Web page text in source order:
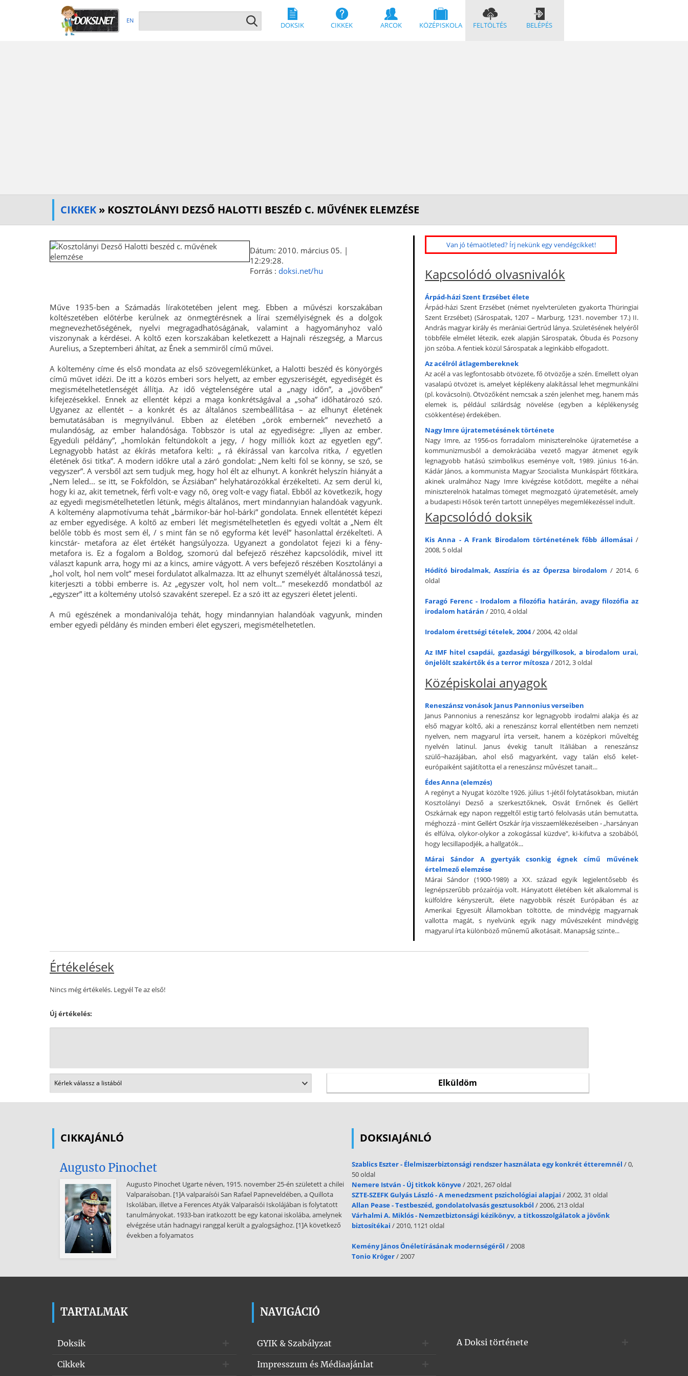
EN
DOKSIK CIKKEK ARCOK KÖZÉPISKOLA FELTÖLTÉS BELÉPÉS
CIKKEK » KOSZTOLÁNYI DEZSŐ HALOTTI BESZÉD C. MŰVÉNEK ELEMZÉSE
Dátum: 2010. március 05. |
12:29:28.
Forrás : doksi.net/hu
Műve 1935-ben a Számadás lírakötetében jelent meg. Ebben a művészi korszakában
költészetében előtérbe kerülnek az önmegtérésnek a lírai személyiségnek és a dolgok
megnevezhetőségének, nyelvi megragadhatóságának, valamint a hagyományhoz való
viszonynak a kérdései. A költő ezen korszakában keletkezett a Hajnali részegség, a Marcus
Aurelius, a Szeptemberi áhítat, az Ének a semmiről című művei.
A költemény címe és első mondata az első szövegemlékünket, a Halotti beszéd és könyörgés
című művet idézi. De itt a közös emberi sors helyett, az ember egyszeriségét, egyediségét és
megismételhetetlenségét állítja. Az idő végtelenségére utal a „nagy időn”, a „jövőben”
kifejezésekkel. Ennek az ellentét képzi a maga konkrétságával a „soha” időhatározó szó.
Ugyanez az ellentét – a konkrét és az általános szembeállítása – az elhunyt életének
bemutatásában is megnyilvánul. Ebben az életében „örök embernek” nevezhető a
mulandóság, az ember halandósága. Többször is utal az egyediségre: „Ilyen az ember.
Egyedüli példány”, „homlokán feltündökölt a jegy, / hogy milliók közt az egyetlen egy”.
Legnagyobb hatást az ékírás metafora kelti: „ rá ékírással van karcolva ritka, / egyetlen
életének ősi titka”. A modern időkre utal a záró gondolat: „Nem kelti föl se könny, se szó, se
vegyszer”. A versből azt sem tudjuk meg, hogy hol élt az elhunyt. A konkrét helyszín hiányát a
„Nem leled... se itt, se Fokföldön, se Ázsiában” helyhatározókkal érzékelteti. Az sem derül ki,
hogy ki az, akit temetnek, férfi volt-e vagy nő, öreg volt-e vagy fiatal. Ebből az következik, hogy
az egyedi megismételhetetlen létünk, mégis általános, mert mindannyian halandóak vagyunk.
A költemény alapmotívuma tehát „bármikor-bár hol-bárki” gondolata. Ennek ellentétét képezi
az ember egyedisége. A költő az emberi lét megismételhetetlen és egyedi voltát a „Nem élt
belőle több és most sem él, / s mint fán se nő egyforma két levél” hasonlattal érzékelteti. A
kincstár- metafora az élet értékét hangsúlyozza. Ugyanezt a gondolatot fejezi ki a fény-
metafora is. Ez a fogalom a Boldog, szomorú dal befejező részéhez kapcsolódik, mivel itt
választ kapunk arra, hogy mi az a kincs, amire vágyott. A vers befejező részében Kosztolányi a
„hol volt, hol nem volt” mesei fordulatot alkalmazza. Itt az elhunyt személyét általánossá teszi,
kiterjeszti a többi emberre is. Az „egyszer volt, hol nem volt…” mesekezdő mondatból az
„egyszer” itt a költemény utolsó szavaként szerepel. Ez a szó itt az egyszeri életet jelenti.
A mű egészének a mondanivalója tehát, hogy mindannyian halandóak vagyunk, minden
ember egyedi példány és minden emberi élet egyszeri, megismételhetetlen.
Van jó témaötleted? Írj nekünk egy vendégcikket!
Kapcsolódó olvasnivalók
Árpád-házi Szent Erzsébet élete
Árpád-házi Szent Erzsébet (német nyelvterületen gyakorta Thüringiai
Szent Erzsébet) (Sárospatak, 1207 – Marburg, 1231. november 17.) II.
András magyar király és merániai Gertrúd lánya. Születésének helyéről
többféle elmélet létezik, ezek alapján Sárospatak, Óbuda és Pozsony
jön szóba. A fentiek közül Sárospatak a leginkább elfogadott.
Az acélról átlagembereknek
Az acél a vas legfontosabb ötvözete, fő ötvözője a szén. Emellett olyan
vasalapú ötvözet is, amelyet képlékeny alakítással lehet megmunkálni
(pl. kovácsolni). Ötvözőként nemcsak a szén jelenhet meg, hanem más
elemek is, például szilárdság növelése (egyben a képlékenység
csökkentése) érdekében.
Nagy Imre újratemetésének története
Nagy Imre, az 1956-os forradalom miniszterelnöke újratemetése a
kommunizmusból a demokráciába vezető magyar átmenet egyik
legnagyobb hatású szimbolikus eseménye volt, 1989. június 16-án.
Kádár János, a kommunista Magyar Szocialista Munkáspárt főtitkára,
akinek uralmához Nagy Imre kivégzése kötődött, megélte a néhai
miniszterelnök hatalmas tömeget megmozgató újratemetését, amely
a budapesti Hősök terén tartott ünnepélyes megemlékezéssel indult.
Kapcsolódó doksik
Kis Anna - A Frank Birodalom történetének főbb állomásai /
2008, 5 oldal
Hódító birodalmak, Asszíria és az Óperzsa birodalom / 2014, 6
oldal
Faragó Ferenc - Irodalom a filozófia határán, avagy filozófia az
irodalom határán / 2010, 4 oldal
Irodalom érettségi tételek, 2004/ 2004, 42 oldal
Az IMF hitel csapdái, gazdasági bérgyilkosok, a birodalom urai,
önjelölt szakértők és a terror mítosza / 2012, 3 oldal
Középiskolai anyagok
Reneszánsz vonások Janus Pannonius verseiben
Janus Pannonius a reneszánsz kor legnagyobb irodalmi alakja és az
első magyar költő, aki a reneszánsz korral ellentétben nem nemzeti
nyelven, nem magyarul írta verseit, hanem a középkori műveltég
nyelvén latinul. Janus évekig tanult Itáliában a reneszánsz
szülő¬hazájában, ahol első magyarként, vagy talán első kelet-
európaiként sajátította el a reneszánsz művészet tanait...
Édes Anna (elemzés)
A regényt a Nyugat közölte 1926. július 1-jétől folytatásokban, miután
Kosztolányi Dezső a szerkesztőknek, Osvát Ernőnek és Gellért
Oszkárnak egy napon reggeltől estig tartó felolvasás után bemutatta,
méghozzá - mint Gellért Oszkár írja visszaemlékezéseiben - „harsányan
és elfúlva, olykor-olykor a zokogással küzdve", ki-kifutva a szobából,
hogy lecsillapodjék, a hallgatók...
Márai Sándor A gyertyák csonkig égnek című művének
értelmező elemzése
Márai Sándor (1900-1989) a XX. század egyik legjelentősebb és
legnépszerűbb prózaírója volt. Hányatott életében két alkalommal is
külföldre kényszerült, élete nagyobbik részét Európában és az
Amerikai Egyesült Államokban töltötte, de mindvégig magyarnak
vallotta magát, s nyelvünk egyik nagy művészeként mindvégig
magyarul írta különböző műnemű alkotásait. Manapság szinte...
Értékelések
Nincs még értékelés. Legyél Te az első!
Új értékelés:
CIKKAJÁNLÓ
Augusto Pinochet
Augusto Pinochet Ugarte néven, 1915. november 25-én született a chilei
Valparaísoban. [1]A valparaísói San Rafael Papneveldében, a Quillota
Iskolában, illetve a Ferences Atyák Valparaísói Iskolájában is folytatott
tanulmányokat. 1933-ban iratkozott be egy katonai iskolába, amelynek
elvégzése után hadnagyi ranggal került a gyalogsághoz. [1]A következő
években a folyamatos
DOKSIAJÁNLÓ
Szablics Eszter - Élelmiszerbiztonsági rendszer használata egy konkrét étteremnél / 0,
50 oldal
Nemere István - Új titkok könyve/ 2021, 267 oldal
SZTE-SZEFK Gulyás László - A menedzsment pszichológiai alapjai / 2002, 31 oldal
Allan Pease - Testbeszéd, gondolatolvasás gesztusokból / 2006, 213 oldal
Várhalmi A. Miklós - Nemzetbiztonsági kézikönyv, a titkosszolgálatok a jövőnk
biztosítékai / 2010, 1121 oldal
Kemény János Önéletírásának modernségéről / 2008
Tonio Kröger/ 2007
TARTALMAK
Doksik
Cikkek
NAVIGÁCIÓ
GYIK & Szabályzat
Impresszum és Médiaajánlat
A Doksi története